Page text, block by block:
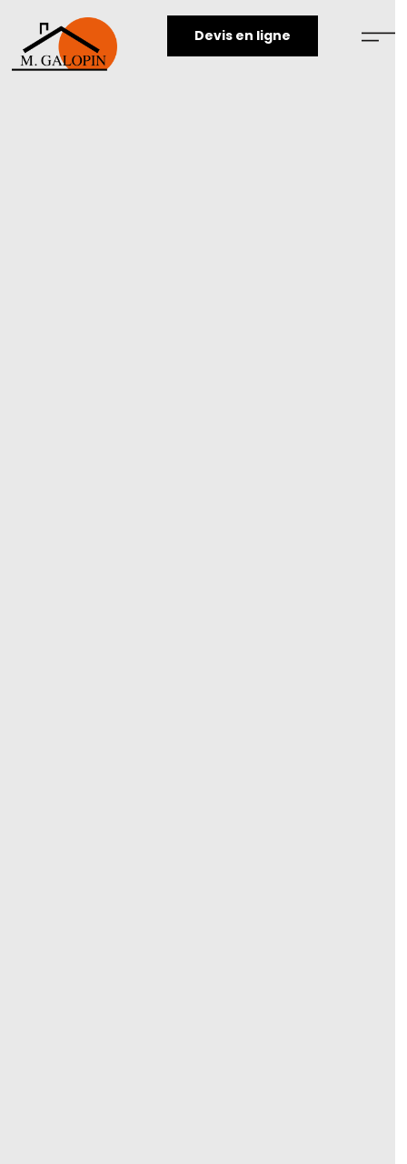
Devis en ligne